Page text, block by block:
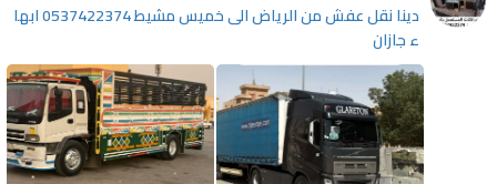
دينا نقل عفش من الرياض الى خميس مشيط 0537422374 ابها
ء جازان